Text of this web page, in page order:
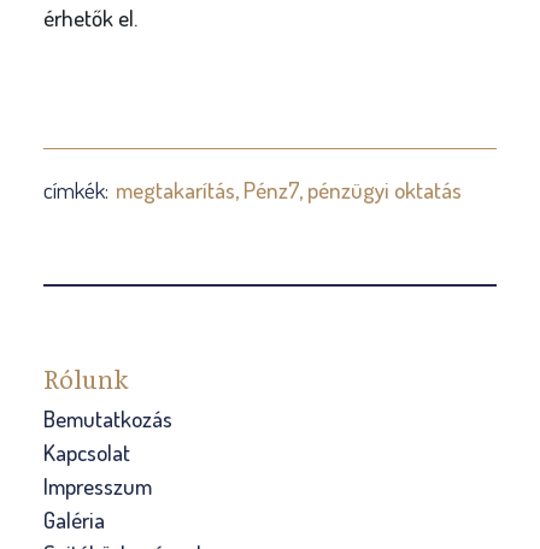
érhetők el.
címkék: megtakarítás Pénz7 pénzügyi oktatás
Rólunk
Bemutatkozás
Kapcsolat
Impresszum
Galéria